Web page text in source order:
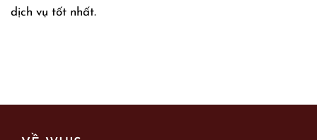
dịch vụ tốt nhất.